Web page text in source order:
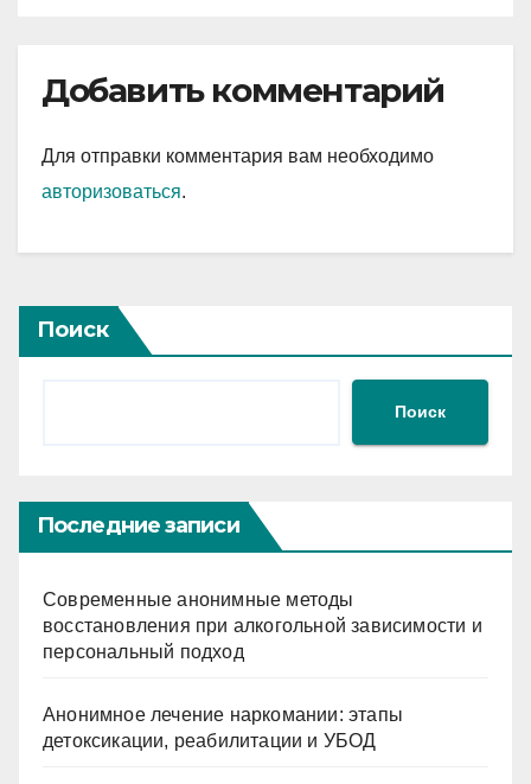
Добавить комментарий
Для отправки комментария вам необходимо
авторизоваться.
Поиск
Поиск
Последние записи
Современные анонимные методы
восстановления при алкогольной зависимости и
персональный подход
Анонимное лечение наркомании: этапы
детоксикации, реабилитации и УБОД